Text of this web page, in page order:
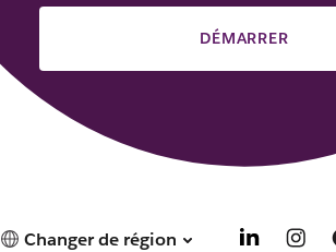
DÉMARRER
Changer de région